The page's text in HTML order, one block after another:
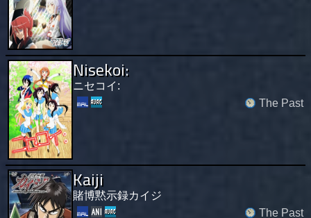
Nisekoi:
ニセコイ:
The Past
Kaiji
賭博黙示録カイジ
The Past